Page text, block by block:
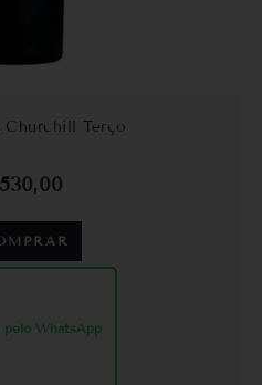
Terço
530,00
pelo WhatsApp